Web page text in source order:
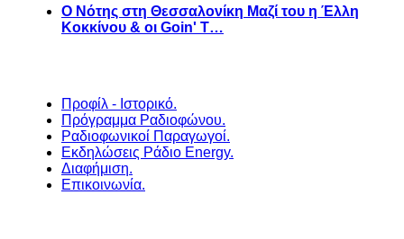
Ο Νότης στη Θεσσαλονίκη Μαζί του η Έλλη
Κοκκίνου & οι Goin' T…
Προφίλ - Ιστορικό.
Πρόγραμμα Ραδιοφώνου.
Ραδιοφωνικοί Παραγωγοί.
Εκδηλώσεις Ράδιο Energy.
Διαφήμιση.
Επικοινωνία.